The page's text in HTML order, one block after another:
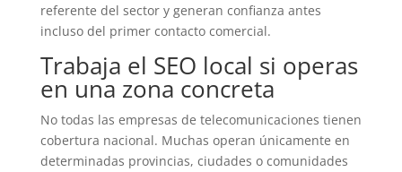
referente del sector y generan confianza antes
incluso del primer contacto comercial.
Trabaja el SEO local si operas
en una zona concreta
No todas las empresas de telecomunicaciones tienen
cobertura nacional. Muchas operan únicamente en
determinadas provincias, ciudades o comunidades